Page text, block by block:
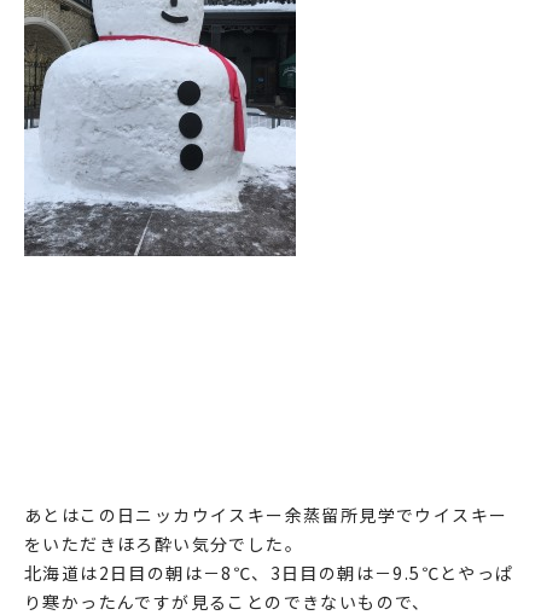
あとはこの日ニッカウイスキー余蒸留所見学でウイスキー
をいただきほろ酔い気分でした。
北海道は2日目の朝は－8℃、3日目の朝は－9.5℃とやっぱ
り寒かったんですが見ることのできないもので、